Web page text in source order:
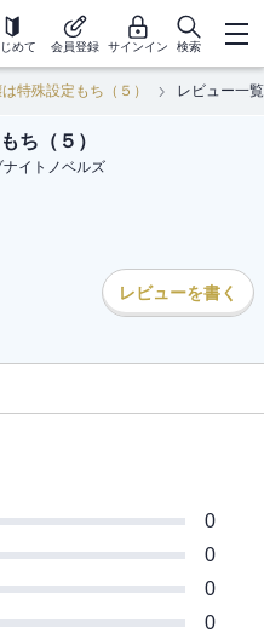
めて 会員登録 サインイン 検索
特殊設定もち（５） レビュー一覧
ち（５）
ナイトノベルズ
レビューを書く
0
0
0
0